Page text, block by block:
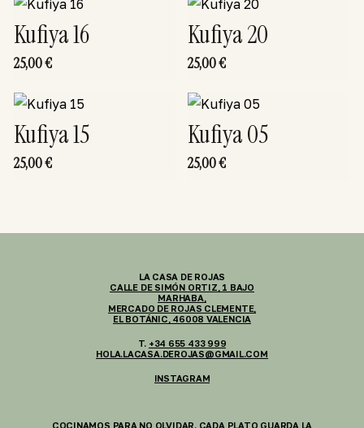
Kufiya 16
25,00€
Kufiya 20
25,00€
Kufiya 15
25,00€
Kufiya 05
25,00€
LA CASA DE ROJAS
CALLE DE SIMÓN ORTIZ, 1 BAJO
MARHABA,
MERCADO DE ROJAS CLEMENTE,
EL BOTÁNIC, 46008 VALENCIA
T. +34 655 433 999
HOLA.LACASA.DEROJAS@GMAIL.COM
INSTAGRAM
COCINAMOS PARA NO OLVIDAR. CADA PLATO GUARDA LA